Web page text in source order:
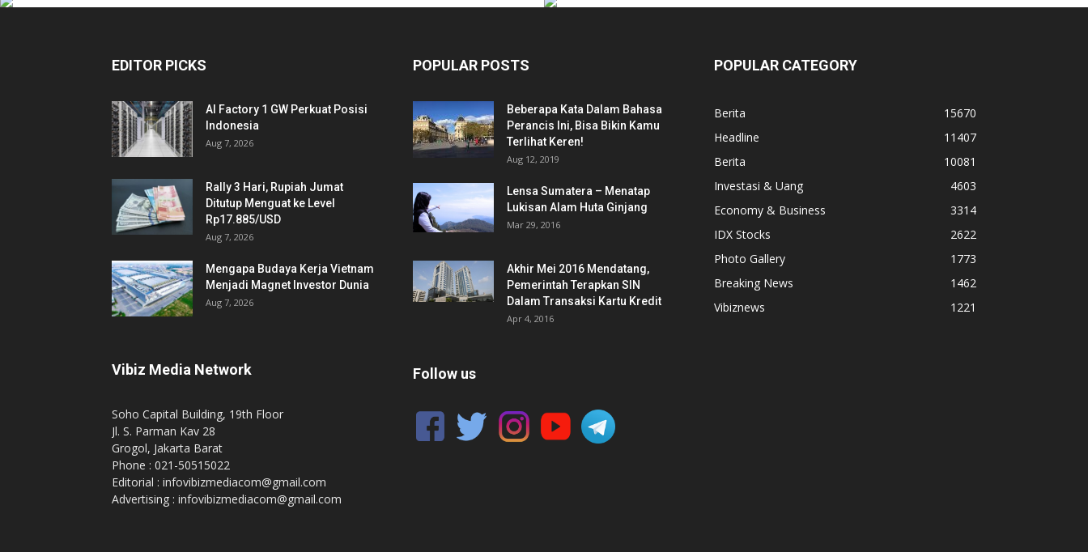
EDITOR PICKS
AI Factory 1 GW Perkuat Posisi
Indonesia
Aug 7, 2026
Rally 3 Hari, Rupiah Jumat
Ditutup Menguat ke Level
Rp17.885/USD
Aug 7, 2026
Mengapa Budaya Kerja Vietnam
Menjadi Magnet Investor Dunia
Aug 7, 2026
Vibiz Media Network
Soho Capital Building, 19th Floor
Jl. S. Parman Kav 28
Grogol, Jakarta Barat
Phone : 021-50515022
Editorial : infovibizmediacom@gmail.com
Advertising : infovibizmediacom@gmail.com
POPULAR POSTS
Beberapa Kata Dalam Bahasa
Perancis Ini, Bisa Bikin Kamu
Terlihat Keren!
Aug 12, 2019
Lensa Sumatera – Menatap
Lukisan Alam Huta Ginjang
Mar 29, 2016
Akhir Mei 2016 Mendatang,
Pemerintah Terapkan SIN
Dalam Transaksi Kartu Kredit
Apr 4, 2016
Follow us
POPULAR CATEGORY
Berita
15670
Headline
11407
Berita
10081
Investasi & Uang
4603
Economy & Business
3314
IDX Stocks
2622
Photo Gallery
1773
Breaking News
1462
Vibiznews
1221